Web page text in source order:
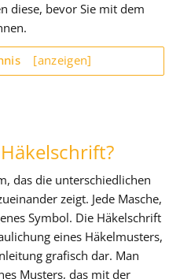
diese, bevor Sie mit dem
[anzeigen]
das die unterschiedlichen
zeigt. Jede Masche,
Symbol. Die Häkelschrift
eines Häkelmusters,
grafisch dar. Man
Musters, das mit der